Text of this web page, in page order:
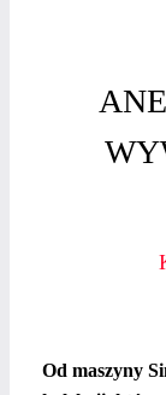
Od maszyny